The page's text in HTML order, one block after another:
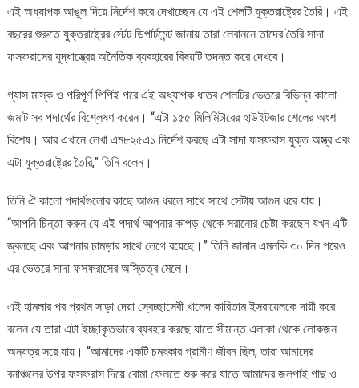
এই অধ্যাপক আঙুল দিয়ে নির্দেশ করে দেখাচ্ছেন যে এই শেলটি যুক্তরাষ্ট্রের তৈরি। এই
বছরের শুরুতে যুক্তরাষ্ট্রের স্টেট ডিপার্টমেন্ট জানায় তারা লেবাননে তাদের তৈরি সাদা
ফসফরাসের যুদ্ধাস্ত্রের অনৈতিক ব্যবহারের বিষয়টি তদন্ত করে দেখবে।
গ্যাস মাস্ক ও পরিপূর্ণ পিপিই পরে এই অধ্যাপক ধাতব শেলটির ভেতরে বিভিন্ন কালো
জমাট সব পদার্থের বিশ্লেষণ করেন। “এটা ১৫৫ মিলিমিটারের হাউইটজার শেলের অংশ
বিশেষ। আর এখানে লেখা এম৮২৫এ১ নির্দেশ করছে এটা সাদা ফসফরাস যুক্ত অস্ত্র এবং
এটা যুক্তরাষ্ট্রের তৈরি,” তিনি বলেন।
তিনি ঐ কালো পদার্থগুলোর কাছে আগুন ধরলে সাথে সাথে সেটায় আগুন ধরে যায়।
“আপনি চিন্তা করুন যে এই পদার্থ আপনার কাপড় থেকে সরানোর চেষ্টা করছেন যখন এটি
জ্বলছে এবং আপনার চামড়ার সাথে লেগে রয়েছে।” তিনি জানান এমনকি ৩০ দিন পরেও
এর ভেতরে সাদা ফসফরাসের অস্তিত্ব মেলে।
এই হামলার পর প্রথম সাড়া দেয়া স্বেচ্ছাসেবী খালেদ কারিতাম ইসরায়েলকে দায়ী করে
বলেন যে তারা এটা ইচ্ছাকৃতভাবে ব্যবহার করছে যাতে সীমান্ত এলাকা থেকে লোকজন
অন্যত্র সরে যায়। “আমাদের একটি চমৎকার গ্রামীণ জীবন ছিল, তারা আমাদের
বনাঞ্চলের উপর ফসফরাস দিয়ে বোমা ফেলতে শুরু করে যাতে আমাদের জলপাই গাছ ও